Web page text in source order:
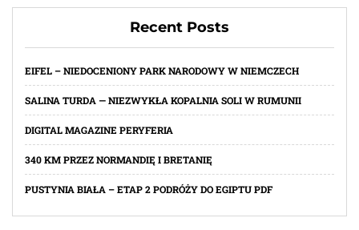
Recent Posts
EIFEL – NIEDOCENIONY PARK NARODOWY W NIEMCZECH
SALINA TURDA — NIEZWYKŁA KOPALNIA SOLI W RUMUNII
DIGITAL MAGAZINE PERYFERIA
340 KM PRZEZ NORMANDIĘ I BRETANIĘ
PUSTYNIA BIAŁA – ETAP 2 PODRÓŻY DO EGIPTU PDF